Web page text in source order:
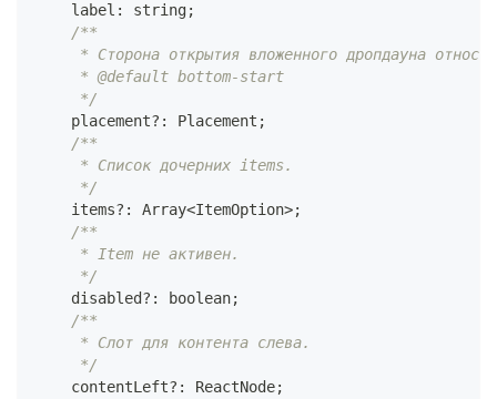
    label
: string;
/**
* Сторона открытия вложенного дропдауна
     * @default bottom-start
     */
    placement
? : Placement ;
/**
     * Список дочерних items.
     */
    items
? : Array<ItemOption>;
/**
     * Item не активен.
     */
    disabled
? : boolean;
/**
     * Слот для контента слева.
     */
    contentLeft
? : ReactNode;